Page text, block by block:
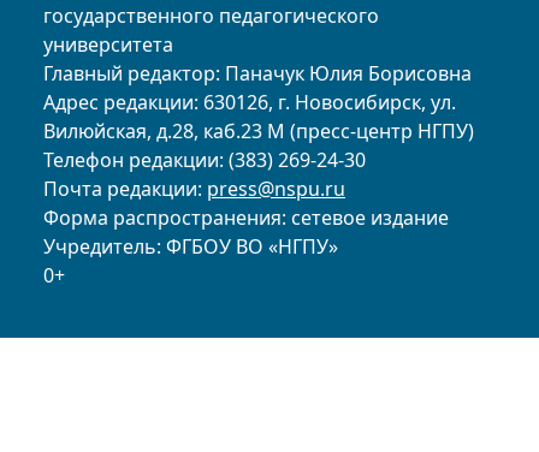
государственного педагогического
университета
Главный редактор: Паначук Юлия Борисовна
Адрес редакции: 630126, г. Новосибирск, ул.
Вилюйская, д.28, каб.23 М (пресс-центр НГПУ)
Телефон редакции: (383) 269-24-30
Почта редакции: press@nspu.ru
Форма распространения: сетевое издание
Учредитель: ФГБОУ ВО «НГПУ»
0+